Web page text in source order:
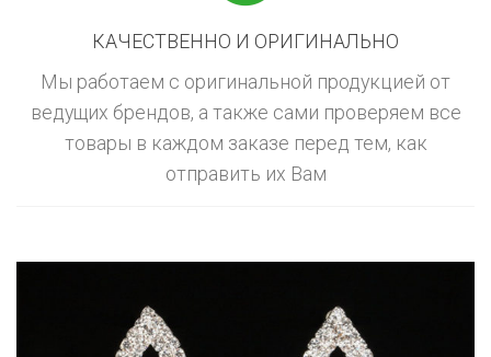
КАЧЕСТВЕННО И ОРИГИНАЛЬНО
Мы работаем с оригинальной продукцией от
ведущих брендов, а также сами проверяем все
товары в каждом заказе перед тем, как
отправить их Вам